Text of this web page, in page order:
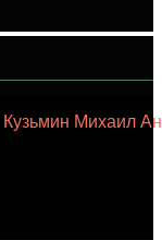
Кузьмин Михаил